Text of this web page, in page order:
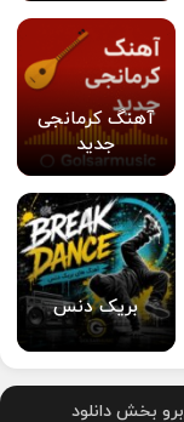
آهنگ کرمانجی
جدید
بریک دنس
برو بخش دانلود